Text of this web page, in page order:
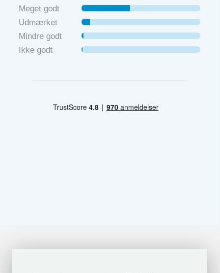
Meget godt
Udmærket
Mindre godt
Ikke godt